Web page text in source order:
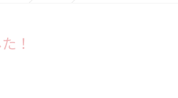
！